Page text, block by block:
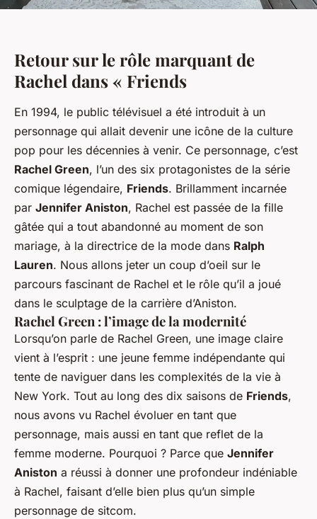
Retour sur le rôle marquant de
Rachel dans « Friends
En 1994, le public télévisuel a été introduit à un
personnage qui allait devenir une icône de la culture
pop pour les décennies à venir. Ce personnage, c’est
Rachel Green, l’un des six protagonistes de la série
comique légendaire, Friends. Brillamment incarnée
par Jennifer Aniston, Rachel est passée de la fille
gâtée qui a tout abandonné au moment de son
mariage, à la directrice de la mode dans Ralph
Lauren. Nous allons jeter un coup d’oeil sur le
parcours fascinant de Rachel et le rôle qu’il a joué
dans le sculptage de la carrière d’Aniston.
Rachel Green : l’image de la modernité
Lorsqu’on parle de Rachel Green, une image claire
vient à l’esprit : une jeune femme indépendante qui
tente de naviguer dans les complexités de la vie à
New York. Tout au long des dix saisons de Friends,
nous avons vu Rachel évoluer en tant que
personnage, mais aussi en tant que reflet de la
femme moderne. Pourquoi ? Parce que Jennifer
Aniston a réussi à donner une profondeur indéniable
à Rachel, faisant d’elle bien plus qu’un simple
personnage de sitcom.